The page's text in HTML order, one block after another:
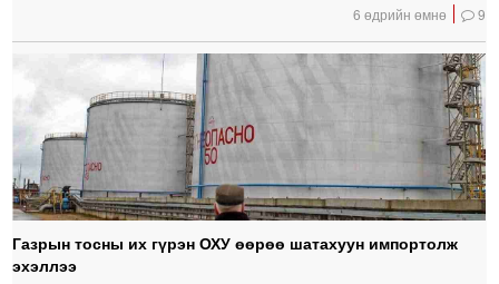
6 өдрийн өмнө 9
Газрын тосны их гүрэн ОХУ өөрөө шатахуун импортолж
эхэллээ